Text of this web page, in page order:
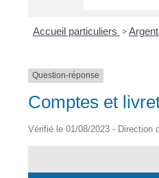
Accueil particuliers >
Question-réponse
Comptes et
Vérifié le 01/08/2023 - Direction